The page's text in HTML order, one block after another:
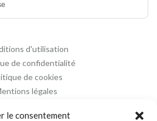
le consentement
d'utilisation
de confidentialité
de cookies
légales